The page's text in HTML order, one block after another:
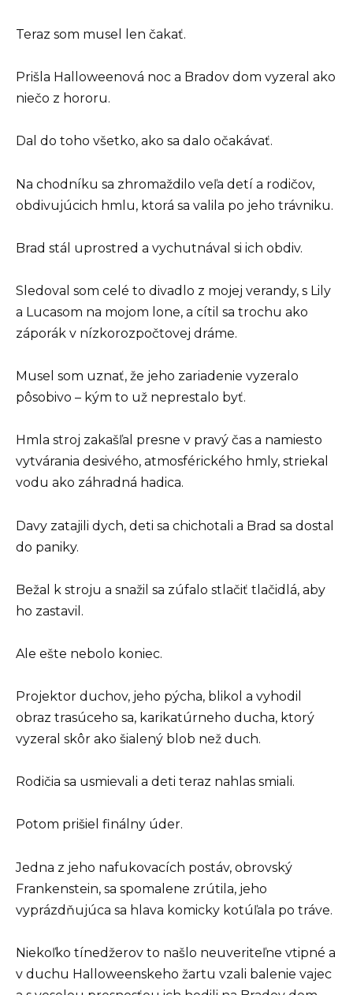
Teraz som musel len čakať.
Prišla Halloweenová noc a Bradov dom vyzeral ako
niečo z hororu.
Dal do toho všetko, ako sa dalo očakávať.
Na chodníku sa zhromaždilo veľa detí a rodičov,
obdivujúcich hmlu, ktorá sa valila po jeho trávniku.
Brad stál uprostred a vychutnával si ich obdiv.
Sledoval som celé to divadlo z mojej verandy, s Lily
a Lucasom na mojom lone, a cítil sa trochu ako
záporák v nízkorozpočtovej dráme.
Musel som uznať, že jeho zariadenie vyzeralo
pôsobivo – kým to už neprestalo byť.
Hmla stroj zakašľal presne v pravý čas a namiesto
vytvárania desivého, atmosférického hmly, striekal
vodu ako záhradná hadica.
Davy zatajili dych, deti sa chichotali a Brad sa dostal
do paniky.
Bežal k stroju a snažil sa zúfalo stlačiť tlačidlá, aby
ho zastavil.
Ale ešte nebolo koniec.
Projektor duchov, jeho pýcha, blikol a vyhodil
obraz trasúceho sa, karikatúrneho ducha, ktorý
vyzeral skôr ako šialený blob než duch.
Rodičia sa usmievali a deti teraz nahlas smiali.
Potom prišiel finálny úder.
Jedna z jeho nafukovacích postáv, obrovský
Frankenstein, sa spomalene zrútila, jeho
vyprázdňujúca sa hlava komicky kotúľala po tráve.
Niekoľko tínedžerov to našlo neuveriteľne vtipné a
v duchu Halloweenskeho žartu vzali balenie vajec